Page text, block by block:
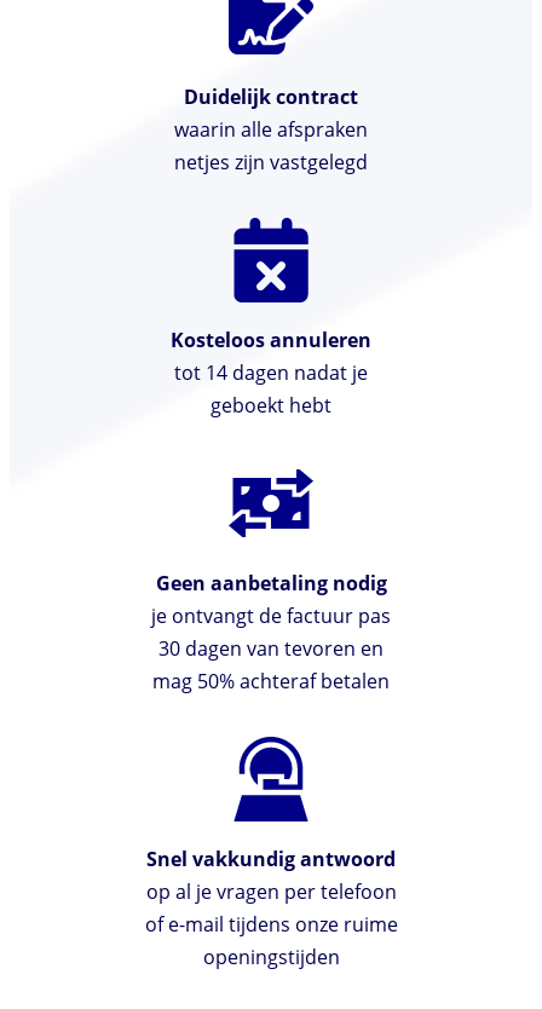
Duidelijk contract
waarin alle afspraken
netjes zijn vastgelegd
Kosteloos annuleren
tot 14 dagen nadat je
geboekt hebt
Geen aanbetaling nodig
je ontvangt de factuur pas
30 dagen van tevoren en
mag 50% achteraf betalen
Snel vakkundig antwoord
op al je vragen per telefoon
of e-mail tijdens onze ruime
openingstijden